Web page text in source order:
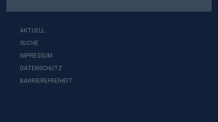
AKTUELL
SUCHE
IMPRESSUM
DATENSCHUTZ
BARRIEREFREIHEIT